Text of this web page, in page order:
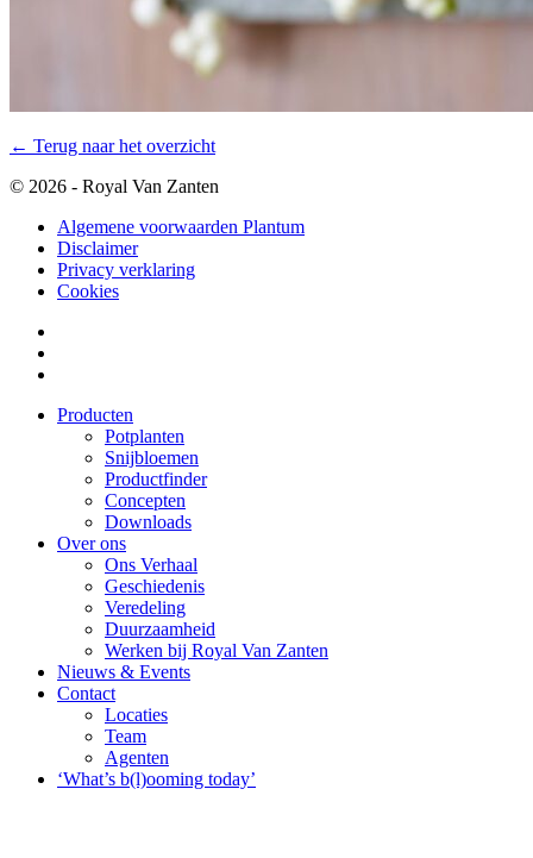
← Terug naar het overzicht
© 2026 - Royal Van Zanten
Algemene voorwaarden Plantum
Disclaimer
Privacy verklaring
Cookies
Producten
Potplanten
Snijbloemen
Productfinder
Concepten
Downloads
Over ons
Ons Verhaal
Geschiedenis
Veredeling
Duurzaamheid
Werken bij Royal Van Zanten
Nieuws & Events
Contact
Locaties
Team
Agenten
‘What’s b(l)ooming today’